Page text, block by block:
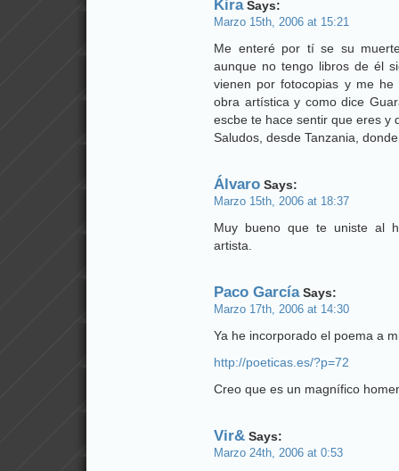
KiraSays:
Marzo 15th, 2006 at 15:21
Me enteré por tí se su
aunque no tengo libros de él
vienen por fotocopias y me
obra artística y como dice
escbe te hace sentir que eres y
Saludos, desde Tanzania,
Álvaro Says:
Marzo 15th, 2006 at 18:37
Muy bueno que te uniste al
artista.
Paco GarcíaSays:
Marzo 17th, 2006 at 14:30
Ya he incorporado el poema a
http://poeticas.es/?p=72
Creo que es un magnífico
Vir& Says:
Marzo 24th, 2006 at 0:53